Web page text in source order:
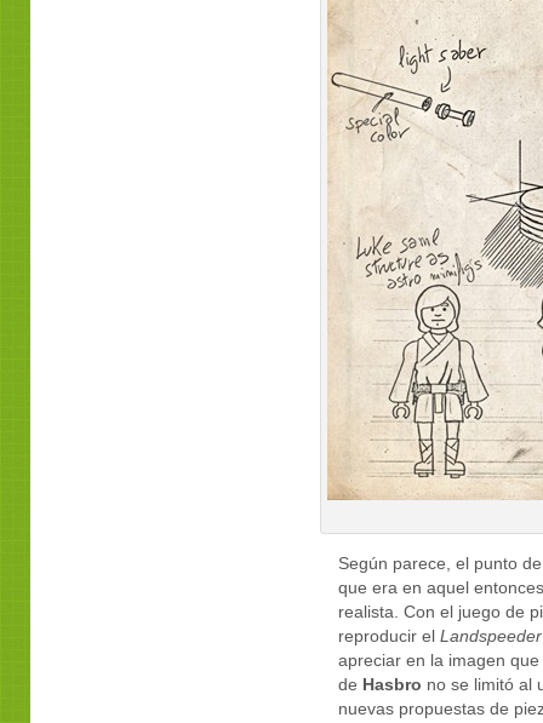
Según parece, el punto
que era en aquel
realista. Con el juego de
reproducir el Landspeeder
apreciar en la imagen
de Hasbro no se limitó al
nuevas propuestas de